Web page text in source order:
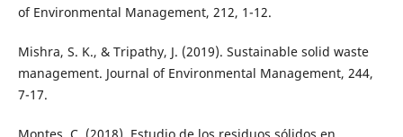
of Environmental Management, 212, 1-12.
Mishra, S. K., & Tripathy, J. (2019). Sustainable solid waste
management. Journal of Environmental Management, 244,
7-17.